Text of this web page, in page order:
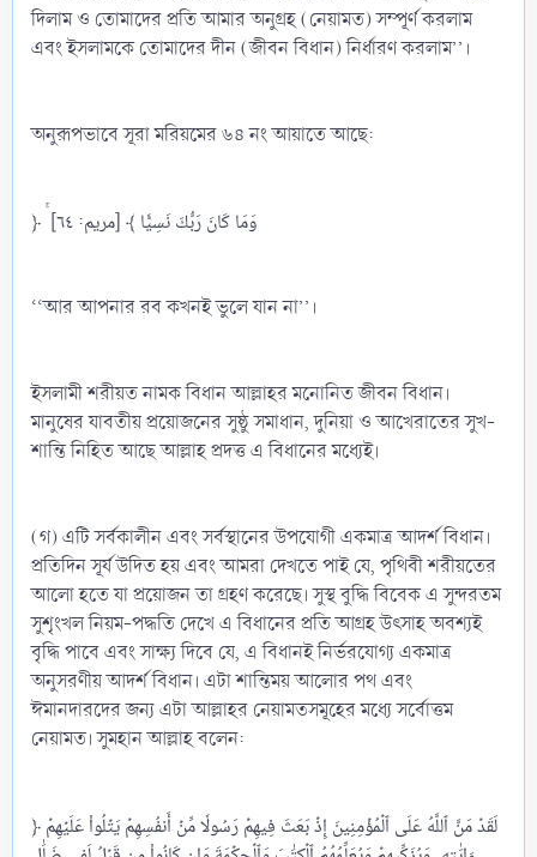
দিলাম ও তোমাদের প্রতি আমার অনুগ্রহ (নেয়ামত) সম্পূর্ণ করলাম
এবং ইসলামকে তোমাদের দীন (জীবন বিধান) নির্ধারণ করলাম’’।
অনুরূপভাবে সূরা মরিয়মের ৬৪ নং আয়াতে আছে:
﴿ ۚ وَمَا كَانَ رَبُّكَ نَسِيّٗا ﴾ [مريم: ٦٤]
‘‘আর আপনার রব কখনই ভুলে যান না’’।
ইসলামী শরীয়ত নামক বিধান আল্লাহর মনোনিত জীবন বিধান।
মানুষের যাবতীয় প্রয়োজনের সুষ্ঠু সমাধান, দুনিয়া ও আখেরাতের সুখ-
শান্তি নিহিত আছে আল্লাহ প্রদত্ত এ বিধানের মধ্যেই।
(গ) এটি সর্বকালীন এবং সর্বস্থানের উপযোগী একমাত্র আদর্শ বিধান।
প্রতিদিন সূর্য উদিত হয় এবং আমরা দেখতে পাই যে, পৃথিবী শরীয়তের
আলো হতে যা প্রয়োজন তা গ্রহণ করেছে। সুস্থ বুদ্ধি বিবেক এ সুন্দরতম
সুশৃংখল নিয়ম-পদ্ধতি দেখে এ বিধানের প্রতি আগ্রহ উৎসাহ অবশ্যই
বৃদ্ধি পাবে এবং সাক্ষ্য দিবে যে, এ বিধানই নির্ভরযোগ্য একমাত্র
অনুসরণীয় আদর্শ বিধান। এটা শান্তিময় আলোর পথ এবং
ঈমানদারদের জন্য এটা আল্লাহর নেয়ামতসমূহের মধ্যে সর্বোত্তম
নেয়ামত। সুমহান আল্লাহ বলেন:
﴿ لَقَدۡ مَنَّ ٱللَّهُ عَلَى ٱلۡمُؤۡمِنِينَ إِذۡ بَعَثَ فِيهِمۡ رَسُولٗا مِّنۡ أَنفُسِهِمۡ يَتۡلُواْ عَلَيۡهِمۡ